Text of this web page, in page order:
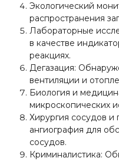
Экологический
распространения
Лабораторные
в качестве
реакциях.
Дегазация:
вентиляции и
Биология и
микроскопических
Хирургия сосудов и
ангиография для
сосудов.
Криминалистика: